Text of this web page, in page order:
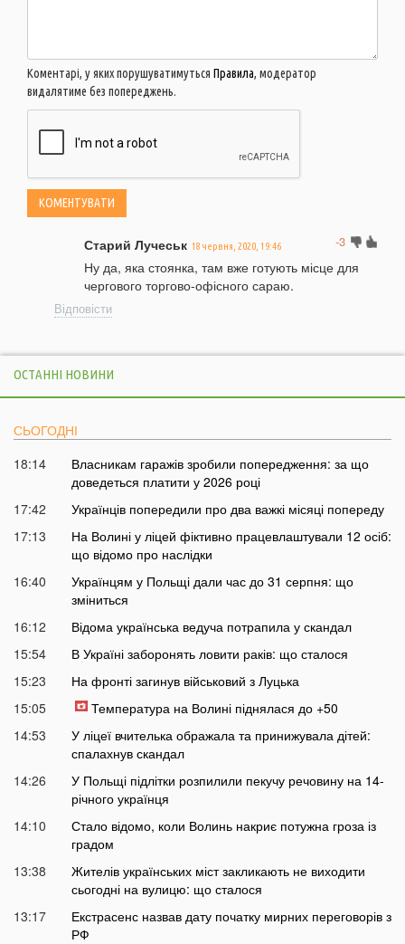
Коментарі, у яких порушуватимуться Правила, модератор
видалятиме без попереджень.
-3
Старий Лучеськ 18 червня, 2020, 19:46
Ну да, яка стоянка, там вже готують місце для
чергового торгово-офісного сараю.
Відповісти
ОСТАННІ НОВИНИ
СЬОГОДНІ
18:14
Власникам гаражів зробили попередження: за що
доведеться платити у 2026 році
17:42
Українців попередили про два важкі місяці попереду
17:13
На Волині у ліцей фіктивно працевлаштували 12 осіб:
що відомо про наслідки
16:40
Українцям у Польщі дали час до 31 серпня: що
зміниться
16:12
Відома українська ведуча потрапила у скандал
15:54
В Україні заборонять ловити раків: що сталося
15:23
На фронті загинув військовий з Луцька
15:05
Температура на Волині піднялася до +50
14:53
У ліцеї вчителька ображала та принижувала дітей:
спалахнув скандал
14:26
У Польщі підлітки розпилили пекучу речовину на 14-
річного українця
14:10
Стало відомо, коли Волинь накриє потужна гроза із
градом
13:38
Жителів українських міст закликають не виходити
сьогодні на вулицю: що сталося
13:17
Екстрасенс назвав дату початку мирних переговорів з
РФ